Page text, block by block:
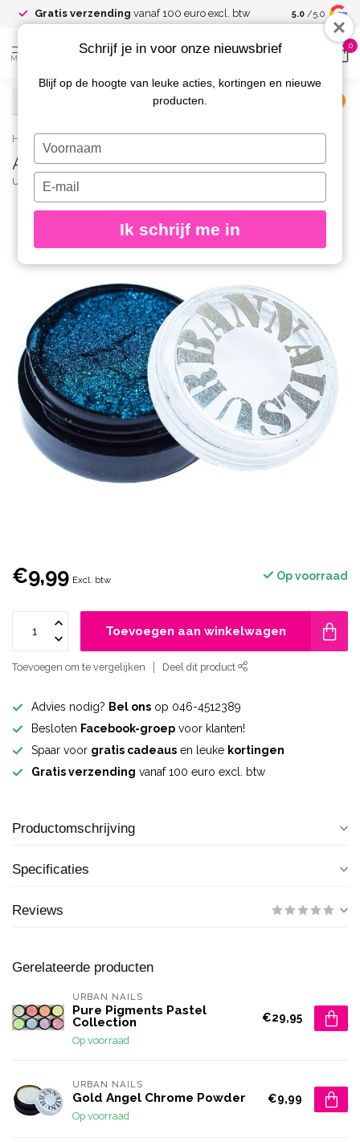
Gratis verzending vanaf 100 euro excl. btw 5.0 /5.0
MENU
0
Home / Acid Blue Chrome Powder
Acid Blue Chrome Powder
URBAN NAILS
€9,99 Excl. btw Op voorraad
Toevoegen aan winkelwagen
Toevoegen om te vergelijken Deel dit product
Advies nodig? Bel ons op 046-4512389
Besloten Facebook-groep voor klanten!
Spaar voor gratis cadeaus en leuke kortingen
Gratis verzending vanaf 100 euro excl. btw
Productomschrijving
Specificaties
Reviews
Gerelateerde producten
URBAN NAILS
Pure Pigments Pastel
Collection
Op voorraad
€29,95
URBAN NAILS
Gold Angel Chrome Powder
Op voorraad
€9,99
Schrijf je in voor onze nieuwsbrief
Blijf op de hoogte van leuke acties, kortingen en nieuwe
producten.
Typ
je
naam
Typ
je
e-
in
Ik schrijf me in